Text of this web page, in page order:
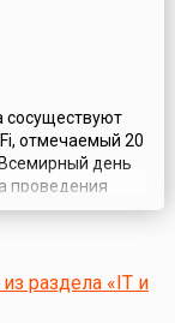
сосуществуют
отмечаемый 20
день
проведения
технологии,
раздела «IT и